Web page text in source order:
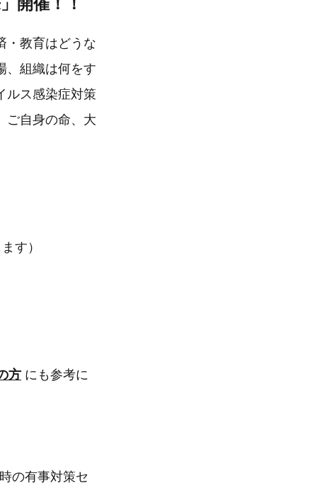
・教育はどうな
、組織は何をす
ルス感染症対策
ご自身の命、大
す）
方 にも参考に
の有事対策セ